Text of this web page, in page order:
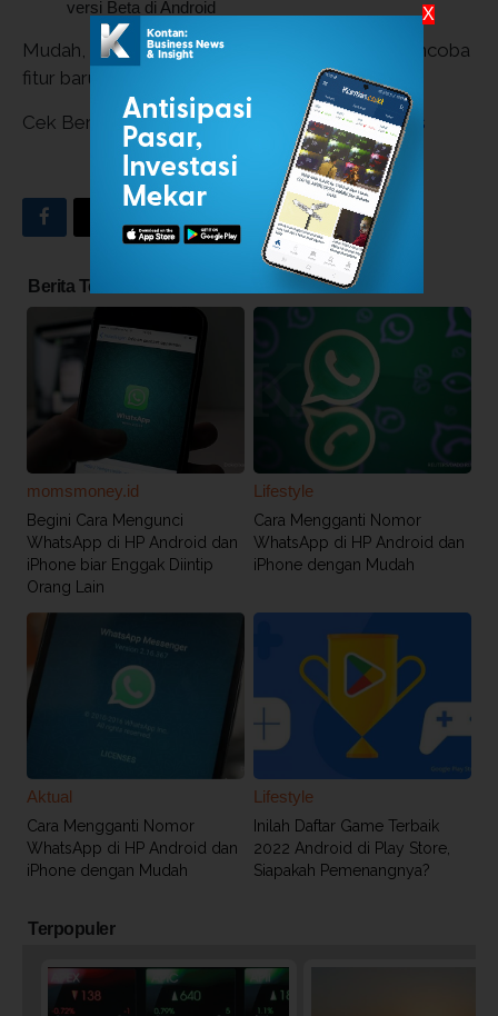
versi Beta di Android
Mudah, bukan? Sekarang siapa yang sudah mencoba
fitur baru yang ada di WhatsApp Beta?
Cek Berita dan Artikel yang lain diGoogle News
INDEKS BERITA
Berita Terkait
momsmoney.id
Begini Cara Mengunci
WhatsApp di HP Android dan
iPhone biar Enggak Diintip
Orang Lain
Lifestyle
Cara Mengganti Nomor
WhatsApp di HP Android dan
iPhone dengan Mudah
Aktual
Cara Mengganti Nomor
WhatsApp di HP Android dan
iPhone dengan Mudah
Lifestyle
Inilah Daftar Game Terbaik
2022 Android di Play Store,
Siapakah Pemenangnya?
Terpopuler
X